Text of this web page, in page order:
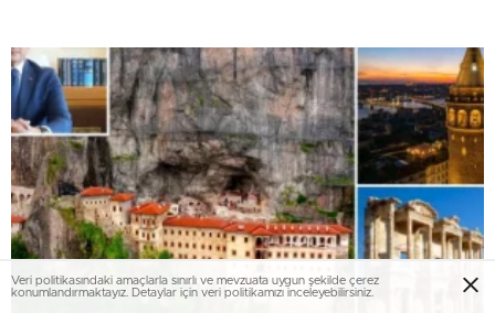
Veri politikasındaki amaçlarla sınırlı ve mevzuata uygun şekilde çerez
konumlandırmaktayız. Detaylar için veri politikamızı inceleyebilirsiniz.